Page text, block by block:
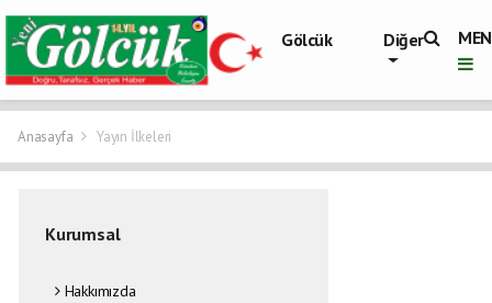
Gölcük
Gölcük
Gölcük
Diğer
Anasayfa Yayın İlkeleri
Kurumsal
Hakkımızda